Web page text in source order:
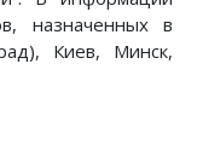
назначенных в
Киев, Минск,